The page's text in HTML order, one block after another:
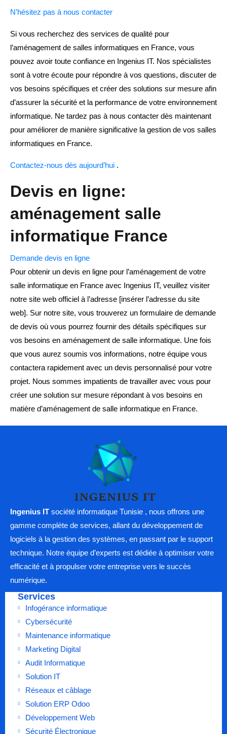
N’hésitez pas à nous contacter
Si vous recherchez des services de qualité pour
l’aménagement de salles informatiques en France, vous
pouvez avoir toute confiance en Ingenius IT. Nos spécialistes
sont à votre écoute pour répondre à vos questions, discuter de
vos besoins spécifiques et créer des solutions sur mesure afin
d’assurer la sécurité et la performance de votre environnement
informatique. Ne tardez pas à nous contacter dès maintenant
pour améliorer de manière significative la gestion de vos salles
informatiques en France.
Contactez-nous dès aujourd’hui .
Devis en ligne:
aménagement salle
informatique France
Demande devis en ligne
Pour obtenir un devis en ligne pour l’aménagement de votre
salle informatique en France avec Ingenius IT, veuillez visiter
notre site web officiel à l’adresse [insérer l’adresse du site
web]. Sur notre site, vous trouverez un formulaire de demande
de devis où vous pourrez fournir des détails spécifiques sur
vos besoins en aménagement de salle informatique. Une fois
que vous aurez soumis vos informations, notre équipe vous
contactera rapidement avec un devis personnalisé pour votre
projet. Nous sommes impatients de travailler avec vous pour
créer une solution sur mesure répondant à vos besoins en
matière d’aménagement de salle informatique en France.
Ingenius IT société informatique Tunisie , nous offrons une
gamme complète de services, allant du développement de
logiciels à la gestion des systèmes, en passant par le support
technique. Notre équipe d’experts est dédiée à optimiser votre
efficacité et à propulser votre entreprise vers le succès
numérique.
Services
Infogérance informatique
Cybersécurité
Maintenance informatique
Marketing Digital
Audit Informatique
Solution IT
Réseaux et câblage
Solution ERP Odoo
Développement Web
Sécurité Électronique